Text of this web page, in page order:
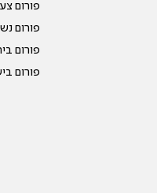
פורום
פורום
פורום
פורום